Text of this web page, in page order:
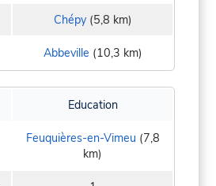
Chépy(5,8 km)
Abbeville (10,3 km)
Education
Feuquières-en-Vimeu (7,8
km)